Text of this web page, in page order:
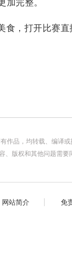
加完整。
食，打开比赛
作品，均转载、编译
、版权和其他问题需
网站简介 免